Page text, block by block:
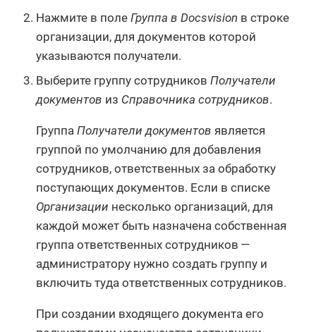
Нажмите в поле Группа в Docsvision в строке
организации, для документов которой
указываются получатели.
Выберите группу сотрудников Получатели
документов из Справочника сотрудников.
Группа Получатели документов является
группой по умолчанию для добавления
сотрудников, ответственных за обработку
поступающих документов. Если в списке
Организации несколько организаций, для
каждой может быть назначена собственная
группа ответственных сотрудников —
администратору нужно создать группу и
включить туда ответственных сотрудников.
При создании входящего документа его